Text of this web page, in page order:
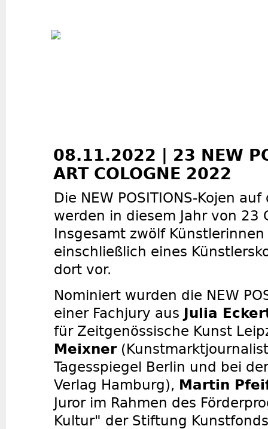
08.11.2022 | 23 NEW
ART COLOGNE 2022
Die NEW POSITIONS-Kojen auf
werden in diesem Jahr von 23
Insgesamt zwölf
einschließlich eines
dort vor.
Nominiert wurden die NEW
einer Fachjury aus Julia
für Zeitgenössische Kunst
Meixner
Tagesspiegel Berlin und bei
Verlag Hamburg), Martin
Juror im Rahmen des
Kultur" der Stiftung